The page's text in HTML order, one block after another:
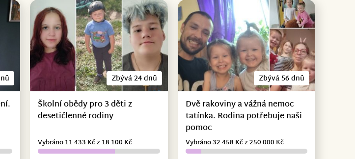
Zbývá 24 dnů
Školní obědy pro 3 děti z
desetičlenné rodiny
Vybráno 11 433 Kč z 18 100 Kč
Zbývá 56 dnů
Dvě rakoviny a vážná nemoc
tatínka. Rodina potřebuje naši
pomoc
Vybráno 32 458 Kč z 250 000 Kč